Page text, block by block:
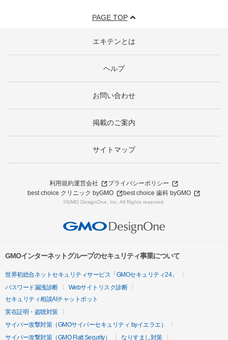
PAGE TOP
エキテンとは
ヘルプ
お問い合わせ
掲載のご案内
サイトマップ
利用規約運営会社
プライバシーポリシー
best choice クリニック byGMO
best choice 歯科 byGMO
©GMO DesignOne, Inc. All Rights reserved.
GMOインターネットグループのセキュリティ事業について
世界初総合ネットセキュリティサービス「GMOセキュリティ24」
パスワード漏洩診断
Webサイトリスク診断
セキュリティ相談AIチャットボット
実在証明・盗聴対策
サイバー攻撃対策（GMOサイバーセキュリティ byイエラエ）
サイバー攻撃対策（GMO Flatt Security）
なりすまし対策